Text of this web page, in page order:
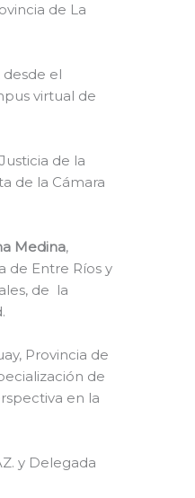
de La
el
virtual de
de la
de la Cámara
Medina,
de Entre Ríos y
de la
Provincia de
de
en la
y Delegada